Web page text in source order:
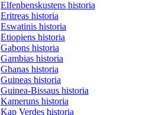
Elfenbenskustens historia
Eritreas historia
Eswatinis historia
Etiopiens historia
Gabons historia
Gambias historia
Ghanas historia
Guineas historia
Guinea-Bissaus historia
Kameruns historia
Kap Verdes historia